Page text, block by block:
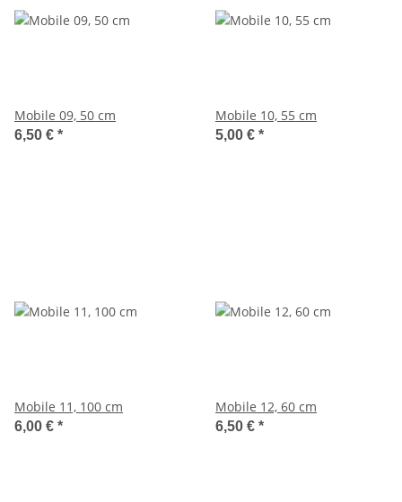
Mobile 09, 50 cm
6,50 € *
Mobile 10, 55 cm
5,00 € *
Mobile 11, 100 cm
6,00 € *
Mobile 12, 60 cm
6,50 € *